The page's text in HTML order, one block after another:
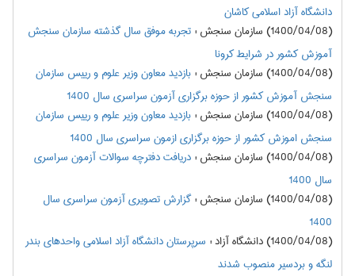
دانشگاه آزاد اسلامی کاشان
(1400/04/08) سازمان سنجش
:تجربه موفق سال گذشته سازمان سنجش
آموزش کشور در شرایط کرونا
(1400/04/08) سازمان سنجش
:بازديد معاون وزير علوم و رییس سازمان
سنجش آموزش کشور از حوزه برگزاري آزمون سراسری سال 1400
(1400/04/08) سازمان سنجش
:بازديد معاون وزير علوم و رييس سازمان
سنجش اموزش کشور از حوزه برگزاري ازمون سراسري سال 1400
(1400/04/08) سازمان سنجش
:دریافت دفترچه سوالات آزمون سراسری
سال 1400
(1400/04/08) سازمان سنجش
:گزارش تصویری آزمون سراسری سال
1400
(1400/04/08) دانشگاه آزاد
: سرپرستان دانشگاه آزاد اسلامی واحدهای بندر
لنگه و بردسیر منصوب شدند